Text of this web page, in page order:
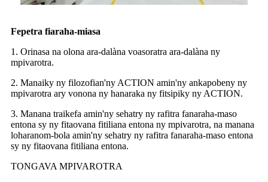
Fepetra fiaraha-miasa
1. Orinasa na olona ara-dalàna voasoratra ara-dalàna ny
mpivarotra.
2. Manaiky ny filozofian'ny ACTION amin'ny ankapobeny ny
mpivarotra ary vonona ny hanaraka ny fitsipiky ny ACTION.
3. Manana traikefa amin'ny sehatry ny rafitra fanaraha-maso
entona sy ny fitaovana fitiliana entona ny mpivarotra, na manana
loharanom-bola amin'ny sehatry ny rafitra fanaraha-maso entona
sy ny fitaovana fitiliana entona.
TONGAVA MPIVAROTRA